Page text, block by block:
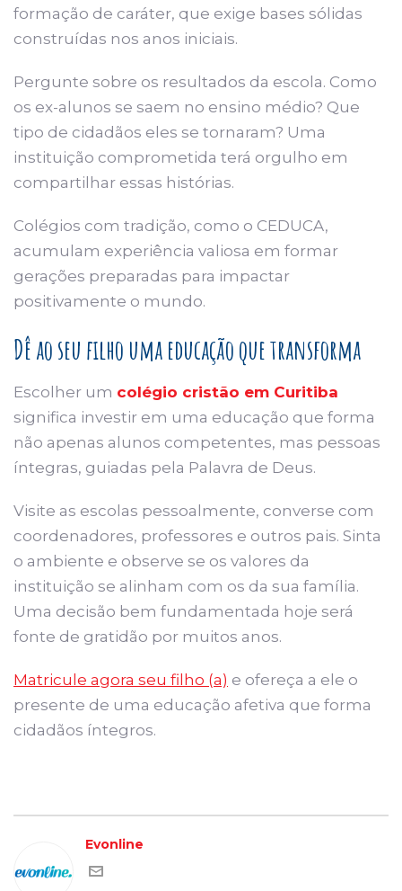
formação de caráter, que exige bases sólidas
construídas nos anos iniciais.
Pergunte sobre os resultados da escola. Como
os ex-alunos se saem no ensino médio? Que
tipo de cidadãos eles se tornaram? Uma
instituição comprometida terá orgulho em
compartilhar essas histórias.
Colégios com tradição, como o CEDUCA,
acumulam experiência valiosa em formar
gerações preparadas para impactar
positivamente o mundo.
Dê ao seu filho uma educação que transforma
Escolher um colégio cristão em Curitiba
significa investir em uma educação que forma
não apenas alunos competentes, mas pessoas
íntegras, guiadas pela Palavra de Deus.
Visite as escolas pessoalmente, converse com
coordenadores, professores e outros pais. Sinta
o ambiente e observe se os valores da
instituição se alinham com os da sua família.
Uma decisão bem fundamentada hoje será
fonte de gratidão por muitos anos.
Matricule agora seu filho (a) e ofereça a ele o
presente de uma educação afetiva que forma
cidadãos íntegros.
Evonline